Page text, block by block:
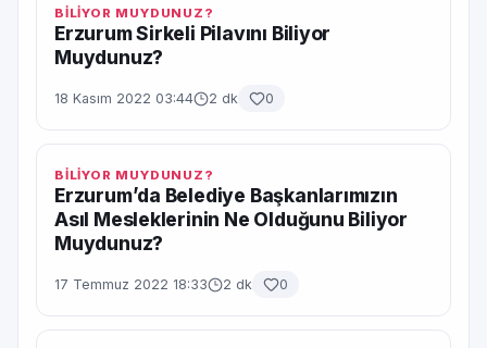
BİLİYOR MUYDUNUZ?
Erzurum Sirkeli Pilavını Biliyor
Muydunuz?
18 Kasım 2022 03:44 2 dk 0
BİLİYOR MUYDUNUZ?
Erzurum’da Belediye Başkanlarımızın
Asıl Mesleklerinin Ne Olduğunu Biliyor
Muydunuz?
17 Temmuz 2022 18:33 2 dk 0